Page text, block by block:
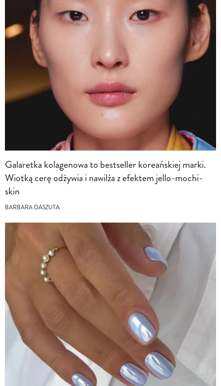
Galaretka kolagenowa to bestseller koreańskiej marki.
Wiotką cerę odżywia i nawilża z efektem jello-mochi-
skin
BARBARA DASZUTA